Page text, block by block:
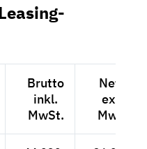
Brutto
inkl.
MwSt.
Netto
exkl.
MwSt.